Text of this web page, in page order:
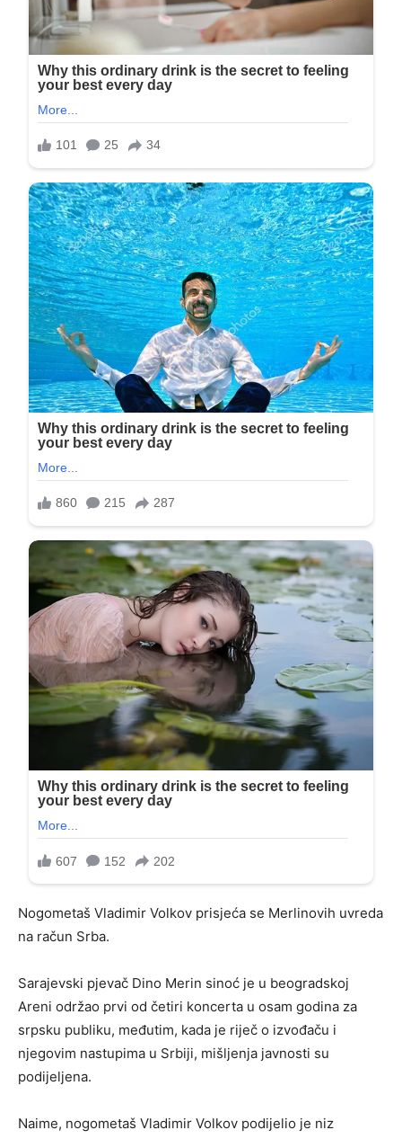
Nogometaš Vladimir Volkov prisjeća se Merlinovih uvreda
na račun Srba.
Sarajevski pjevač Dino Merin sinoć je u beogradskoj
Areni održao prvi od četiri koncerta u osam godina za
srpsku publiku, međutim, kada je riječ o izvođaču i
njegovim nastupima u Srbiji, mišljenja javnosti su
podijeljena.
Naime, nogometaš Vladimir Volkov podijelio je niz